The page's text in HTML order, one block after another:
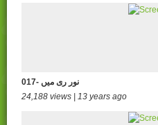
017- نور ری میں
24,188 views | 13 years ago